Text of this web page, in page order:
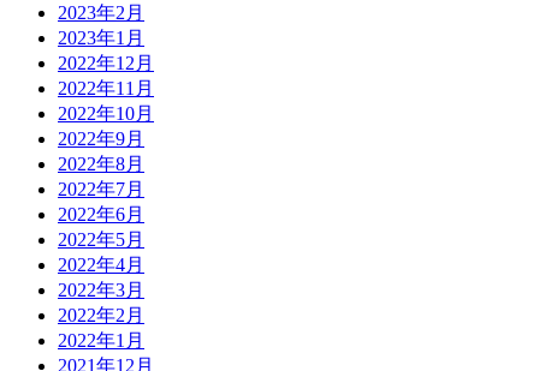
2023年2月
2023年1月
2022年12月
2022年11月
2022年10月
2022年9月
2022年8月
2022年7月
2022年6月
2022年5月
2022年4月
2022年3月
2022年2月
2022年1月
2021年12月